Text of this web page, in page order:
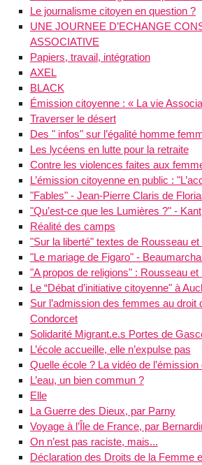
Le journalisme citoyen en question ?
UNE JOURNEE D’ECHANGE
ASSOCIATIVE
Papiers, travail, intégration
AXEL
BLACK
Émission citoyenne : « La vie
Traverser le désert
Des " infos" sur l’égalité homme
Les lycéens en lutte pour la retraite
Contre les violences faites aux
L’émission citoyenne en public :
"Fables" - Jean-Pierre Claris de
"Qu’est-ce que les Lumières ?" - Kant
Réalité des camps
"Sur la liberté" textes de Rousseau et
"Le mariage de Figaro" -
"A propos de religions" : Rousseau et
Le “Débat d’initiative citoyenne" à
Sur l’admission des femmes au droit
Condorcet
Solidarité Migrant.e.s Portes de
L’école accueille, elle n’expulse pas
Quelle école ? La vidéo de
L’eau, un bien commun ?
Elle
La Guerre des Dieux, par Parny
Voyage à l’Île de France, par
On n’est pas raciste, mais...
Déclaration des Droits de la Femme